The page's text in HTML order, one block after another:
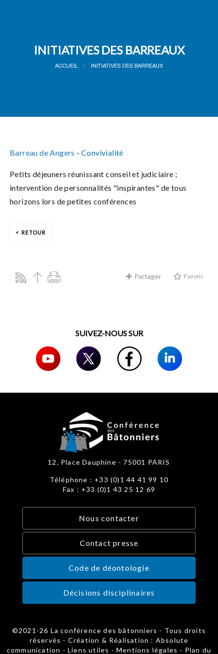
INITIATIVES DES BARREAUX
ACCUEIL INITIATIVES DES BARREAUX
Barreau de Angers -Convivialité
Petits déjeuners réunissant conseil et judiciaire ;
intervention de personnalités "inspirantes" de tous
horizons lors de petites conférences
RETOUR
Partager Favoris
SUIVEZ-NOUS SUR
12, Place Dauphine - 75001 PARIS
Téléphone : +33 (0)1 44 41 99 10
Fax : +33 (0)1 43 25 12 69
Nous contacter
Contact presse
Code de déontologie
Décisions disciplinaires
©2021-26 La conférence des bâtonniers - Tous droits
réservés - Création & Réalisation : Absolute
communication - Liens utiles - Mentions légales - Plan du